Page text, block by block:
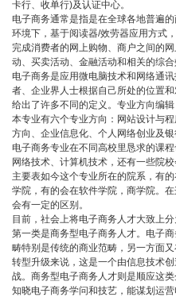
卡行、收单行)及认证中心。
电子商务通常是指是在全球各地普遍
环境下，基于阅读器/效劳器应用方式
完成消费者的网上购物、商户之间的
动、买卖活动、金融活动和相关的综
电子商务是应用微电脑技术和网络通
者、企业界人士根据自己所处的位置
给出了许多不同的定义。专业方向编辑
本专业有六个专业方向：网站设计与
方向、企业信息化、个人网络创业及
电子商务专业在不同高校里恳求的课
网络技术、计算机技术，还有一些院
主要表如今这个专业所在的院系，有
学院，有的会在软件学院，商学院。
会有一定的区别。
目前，社会上将电子商务人才大致上分
第一类是商务型电子商务人才。电子
畴特别是传统的商业范畴，另一方面
转型升级来说，这是一个由信息技术
战。商务型电子商务人才则是顺应这
知晓电子商务学问和技艺，能谋划运